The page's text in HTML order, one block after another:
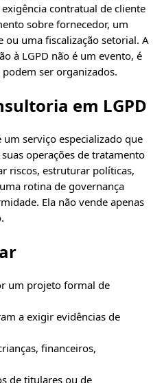
contratual de cliente
sobre fornecedor, um
uma fiscalização setorial. A
à LGPD não é um evento, é
ser organizados.
em LGPD
serviço especializado que
operações de tratamento
riscos, estruturar políticas,
rotina de governança
Ela não vende apenas
um projeto formal de
a exigir evidências de
financeiros,
de titulares ou de